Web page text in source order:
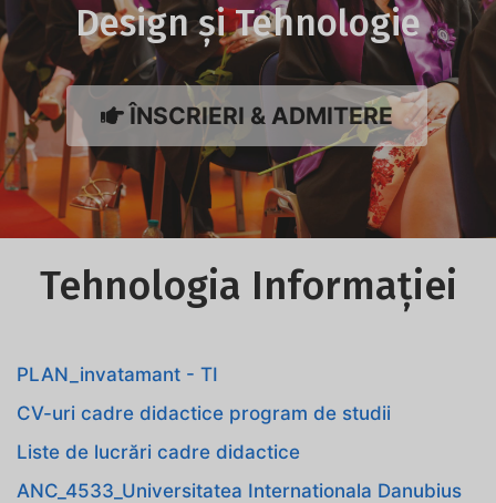
Design și Tehnologie
ÎNSCRIERI & ADMITERE
Tehnologia Informației
PLAN_invatamant - TI
CV-uri cadre didactice program de studii
Liste de lucrări cadre didactice
ANC_4533_Universitatea Internationala Danubius